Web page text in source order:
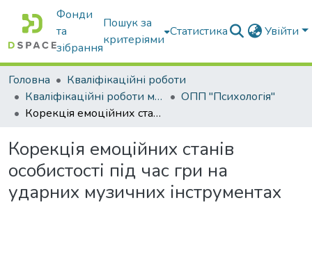
Фонди
та
зібрання
Пошук за
критеріями
Статистика Увійти
Головна
Кваліфікаційні роботи
Кваліфікаційні роботи магістрів
ОПП "Психологія"
Корекція емоційних станів особистості під час гри на ударних музичних інструментах
Корекція емоційних станів
особистості під час гри на
ударних музичних інструментах